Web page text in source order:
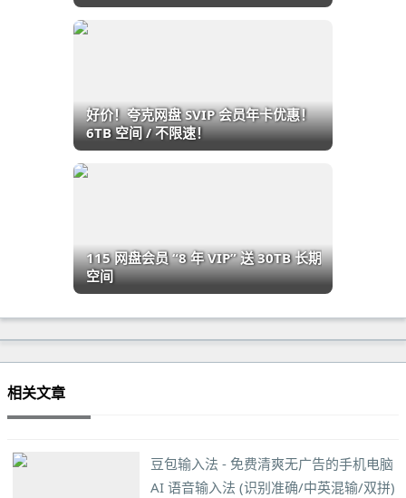
好价！夸克网盘 SVIP 会员年卡优惠！
6TB 空间 / 不限速！
115 网盘会员 “8 年 VIP” 送 30TB 长期
空间
相关文章
豆包输入法 - 免费清爽无广告的手机电脑
AI 语音输入法 (识别准确/中英混输/双拼)